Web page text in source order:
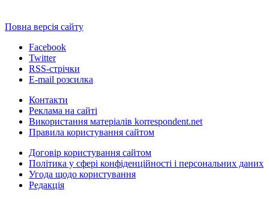
Повна версія сайту
Facebook
Twitter
RSS-стрічки
E-mail розсилка
Контакти
Реклама на сайті
Використання матеріалів korrespondent.net
Правила користування сайтом
Договір користування сайтом
Політика у сфері конфіденційності і персональних даних
Угода щодо користування
Редакція